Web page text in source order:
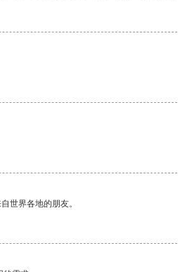
世界各地的朋友。